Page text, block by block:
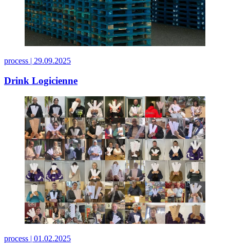
process | 29.09.2025
Drink Logicienne
process | 01.02.2025